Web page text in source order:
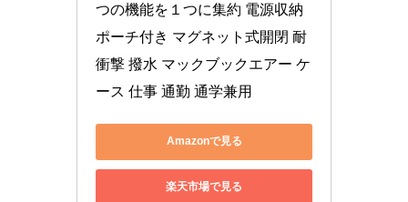
つの機能を１つに集約 電源収納
ポーチ付き マグネット式開閉 耐
衝撃 撥水 マックブックエアー ケ
ース 仕事 通勤 通学兼用
Amazonで見る
楽天市場で見る